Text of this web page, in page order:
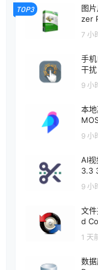
TOP3
图
zer
锤
7 小
手
干
件
9 小
本
持
089
9 小
AI视
3.3
子 |
9 小
文
d
/
|
1 天
数